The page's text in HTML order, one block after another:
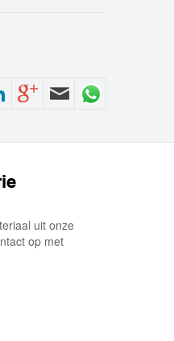
uit onze
op met